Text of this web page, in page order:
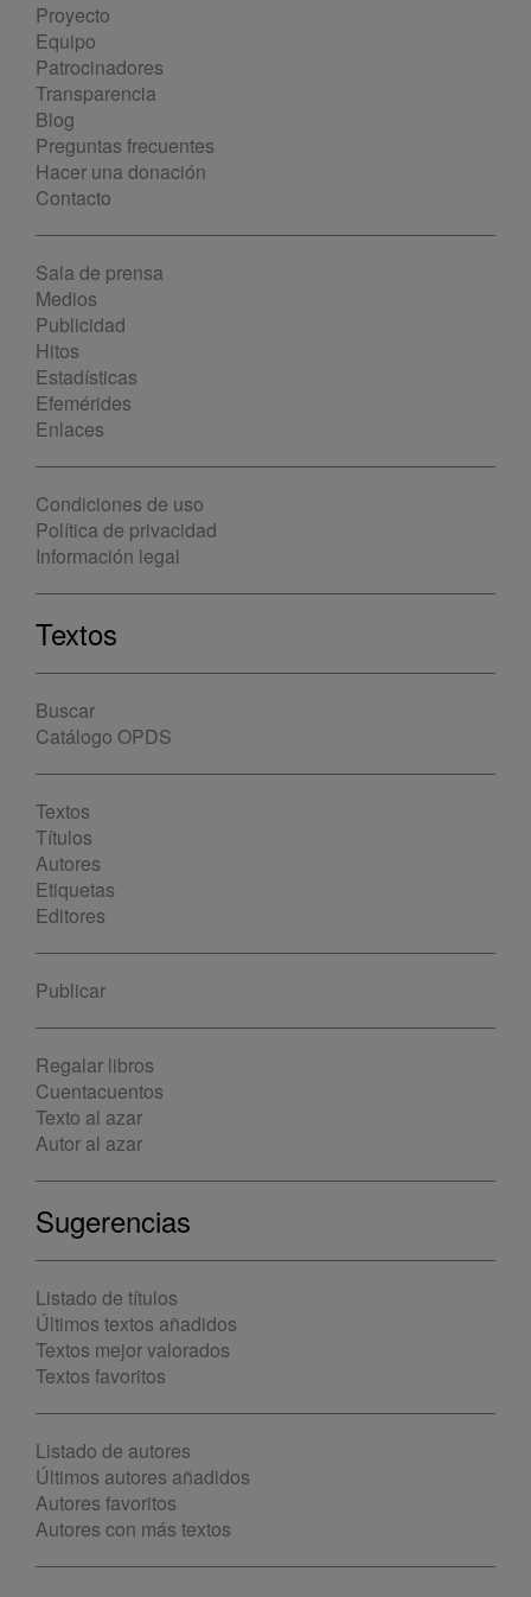
Proyecto
Equipo
Patrocinadores
Transparencia
Blog
Preguntas frecuentes
Hacer una donación
Contacto
Sala de prensa
Medios
Publicidad
Hitos
Estadísticas
Efemérides
Enlaces
Condiciones de uso
Política de privacidad
Información legal
Textos
Buscar
Catálogo OPDS
Textos
Títulos
Autores
Etiquetas
Editores
Publicar
Regalar libros
Cuentacuentos
Texto al azar
Autor al azar
Sugerencias
Listado de títulos
Últimos textos añadidos
Textos mejor valorados
Textos favoritos
Listado de autores
Últimos autores añadidos
Autores favoritos
Autores con más textos